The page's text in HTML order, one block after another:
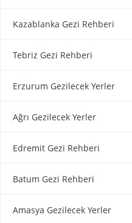
Kazablanka Gezi Rehberi
Tebriz Gezi Rehberi
Erzurum Gezilecek Yerler
Ağrı Gezilecek Yerler
Edremit Gezi Rehberi
Batum Gezi Rehberi
Amasya Gezilecek Yerler